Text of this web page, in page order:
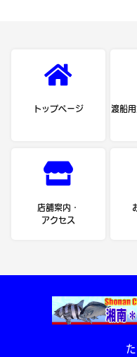
トップページ 渡船
店舗案内・
アクセス